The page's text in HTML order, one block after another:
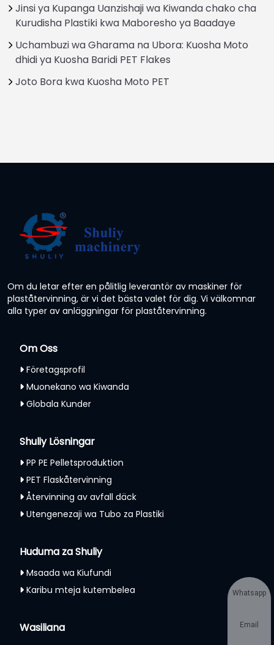
Jinsi ya Kupanga Uanzishaji wa Kiwanda chako cha
Kurudisha Plastiki kwa Maboresho ya Baadaye
Uchambuzi wa Gharama na Ubora: Kuosha Moto
dhidi ya Kuosha Baridi PET Flakes
Joto Bora kwa Kuosha Moto PET
Om du letar efter en pålitlig leverantör av maskiner för
plaståtervinning, är vi det bästa valet för dig. Vi välkomnar
alla typer av anläggningar för plaståtervinning.
Om Oss
Företagsprofil
Muonekano wa Kiwanda
Globala Kunder
Shuliy Lösningar
PP PE Pelletsproduktion
PET Flaskåtervinning
Återvinning av avfall däck
Utengenezaji wa Tubo za Plastiki
Huduma za Shuliy
Msaada wa Kiufundi
Karibu mteja kutembelea
Wasiliana
Whatsapp
Email